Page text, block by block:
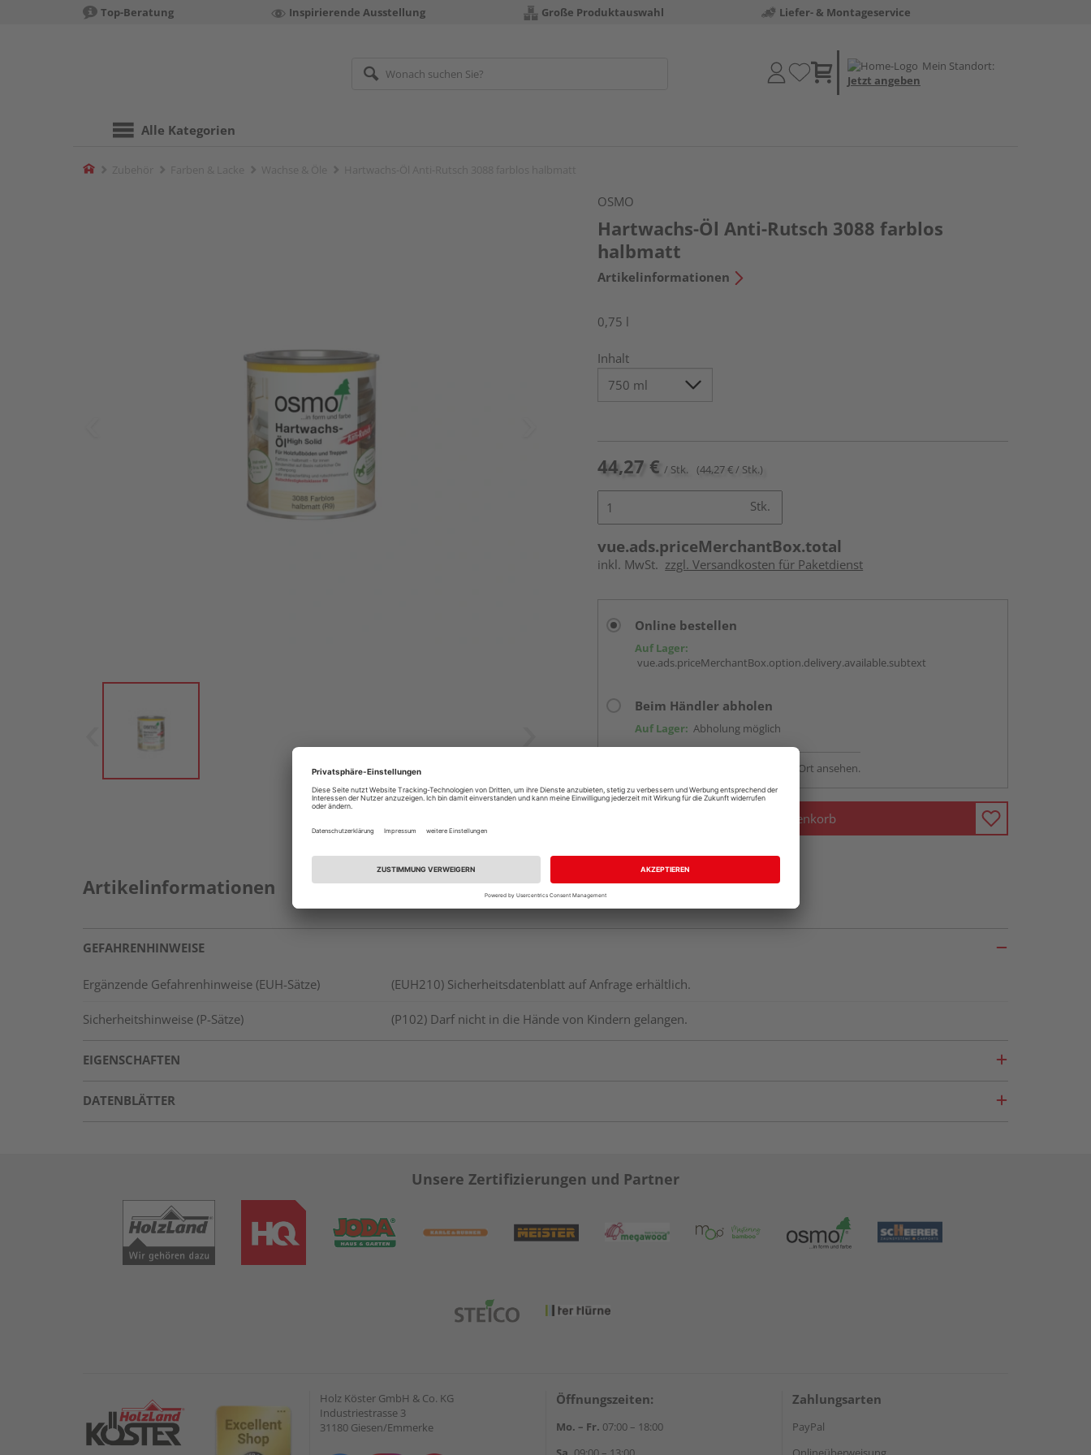
Top-Beratung Inspirierende Ausstellung Große Produktauswahl Liefer- & Montageservice
Mein Standort:
Jetzt angeben
Alle Kategorien
Home
OSMO
Hartwachs-Öl Anti-Rutsch 3088 farblos
halbmatt
Artikelinformationen
0,75 l
Inhalt
44,27 € / Stk. (44,27 € / Stk.)
Stk.
vue.ads.priceMerchantBox.total
inkl. MwSt. zzgl. Versandkosten für Paketdienst
Online bestellen
Auf Lager:
vue.ads.priceMerchantBox.option.delivery.available.subtext
Beim Händler abholen
Auf Lager: Abholung möglich
Verfügbar in der Ausstellung - vor Ort ansehen.
In den Warenkorb
Artikelinformationen
GEFAHRENHINWEISE
Ergänzende Gefahrenhinweise (EUH-Sätze) (EUH210) Sicherheitsdatenblatt auf Anfrage erhältlich.
Sicherheitshinweise (P-Sätze) (P102) Darf nicht in die Hände von Kindern gelangen.
EIGENSCHAFTEN
DATENBLÄTTER
Unsere Zertifizierungen und Partner
Holz Köster GmbH & Co. KG
Industriestrasse 3
31180 Giesen/Emmerke
Öffnungszeiten:
Mo. – Fr. 07:00 – 18:00
Zahlungsarten
PayPal